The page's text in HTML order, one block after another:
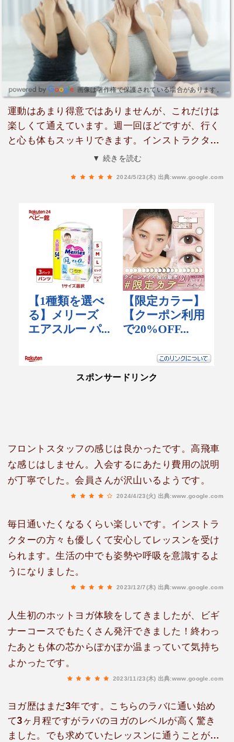
画像は著作権で保護されている場合があります。
運動はあまり得意ではありませんが、これだけは
楽しくて通えています。週一回ほどですが、行く
と心も体もスッキリできます。インストラクター
の先生方もみなさん親切で、ここに決めて良かっ
▼ 続きを読む
2024/5/23(木) 出典:www.google.com
スポンサードリンク
フロントスタッフの感じは良かったです。高飛車
な感じはしません。入会するにあたり費用の説明
が丁寧でした。会員さんが沢山いるようです。
2024/4/23(火) 出典:www.google.com
毎日通いたくなるくらい楽しいです。インストラ
クターの方々も優しくて安心してレッスンを受け
られます。生活の中でも姿勢や呼吸を意識するよ
うになりました。
2023/12/7(木) 出典:www.google.com
人生初のホットヨガ体験をしてきましたが、ビギ
ナーコースでもたくさん発汗できました！終わっ
たあとも体の芯からぽかぽか温まっていて気持ち
よかったです。
2023/11/23(木) 出典:www.google.com
ヨガ歴はまだ3年です。こちらのラバに通い始め
て3ヶ月程ですがラバのヨガのレベルが高く驚き
ました。でも求めていたレッスンに通うことがで